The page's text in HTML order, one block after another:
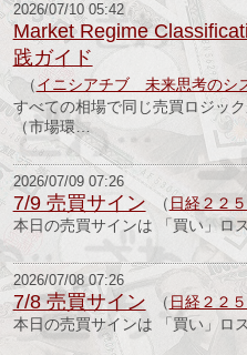
2026/07/10 05:42
Market Regime
践ガイド
（イニシアチブ 未来思考のシ
すべての相場で同じ売買ロジッ
（市場環…
2026/07/09 07:26
7/9 売買サイン （ 日経２２
本日の売買サインは 「買い」ロ
2026/07/08 07:26
7/8 売買サイン （ 日経２２
本日の売買サインは 「買い」ロ